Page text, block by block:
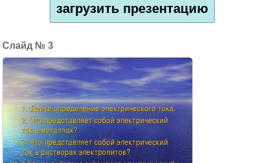
загрузить презентацию
3